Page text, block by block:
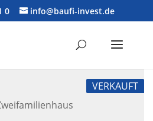
0 info@baufi-invest.de
VERKAUFT